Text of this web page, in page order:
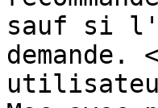
sauf si